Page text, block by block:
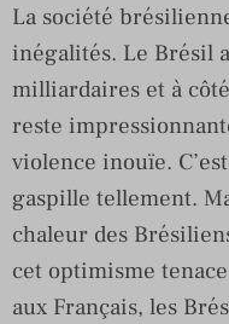
La société
inégalités. Le Brésil
milliardaires et à
reste
violence inouïe.
gaspille tellement.
chaleur des
cet optimisme
aux Français, les